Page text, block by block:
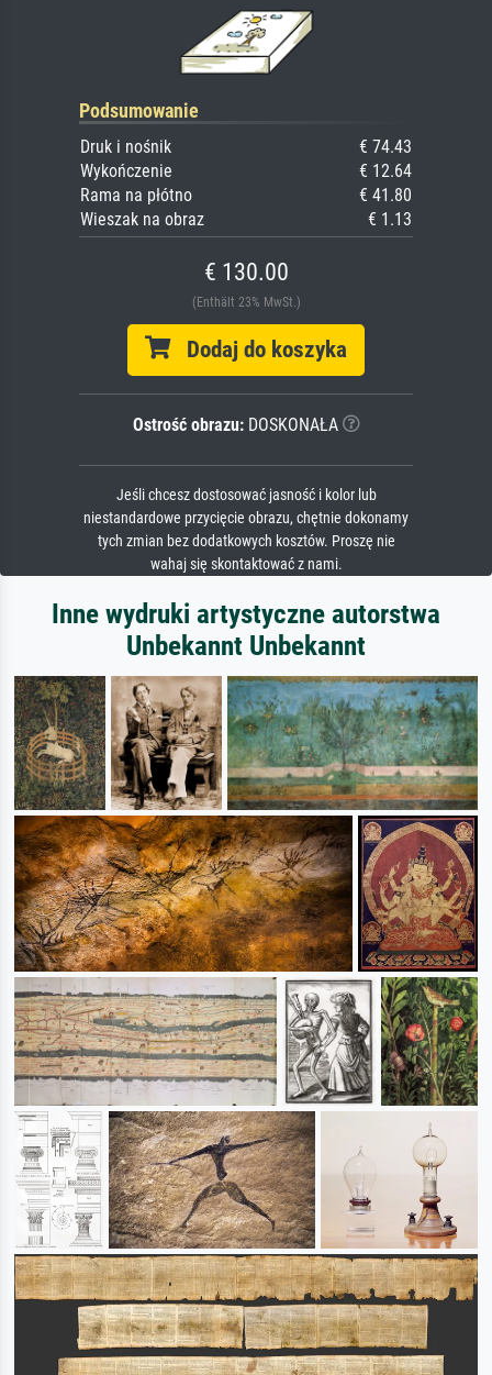
Podsumowanie
Druk i nośnik
€ 74.43
Wykończenie
€ 12.64
Rama na płótno
€ 41.80
Wieszak na obraz
€ 1.13
€ 130.00
(Enthält 23% MwSt.)
Dodaj do koszyka
Ostrość obrazu:DOSKONAŁA
Jeśli chcesz dostosować jasność i kolor lub
niestandardowe przycięcie obrazu, chętnie dokonamy
tych zmian bez dodatkowych kosztów. Proszę nie
wahaj się skontaktować z nami.
Inne wydruki artystyczne autorstwa
Unbekannt Unbekannt